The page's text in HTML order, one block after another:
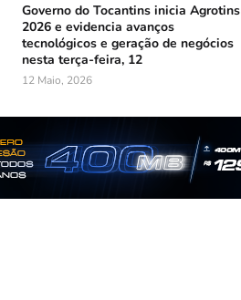
Governo do Tocantins inicia Agrotins
2026 e evidencia avanços
tecnológicos e geração de negócios
nesta terça-feira, 12
12 Maio, 2026